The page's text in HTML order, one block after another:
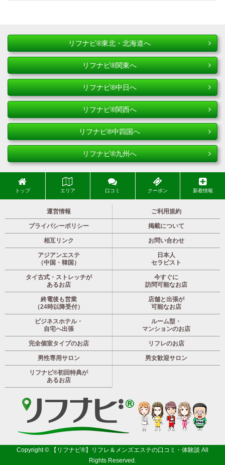
リフナビ®東北・北海道へ
リフナビ®関東へ
リフナビ®中日へ
リフナビ®関西へ
リフナビ®中四国へ
リフナビ®九州へ
トップ エリア 口コミ クーポン 新着情報
運営情報 ご利用規約
プライバシーポリシー 掲載について
相互リンク お問い合わせ
アジアンエステ
（中国・韓国）
日本人
セラピスト
タイ古式・ストレッチが
あるお店
今すぐに
訪問可能なお店
終電後も営業
（24時以降受付）
店舗と出張が
可能なお店
ビジネスホテル・
自宅へ出張
ルーム型・
マンションのお店
完全個室タイプのお店 リフレのお店
男性専用サロン 男女歓迎サロン
リフナビ®初回特典が
あるお店
Copyright © 【リフナビ®】リフレ＆メンズエステの口コミ・体験談 All
Rights Reserved.